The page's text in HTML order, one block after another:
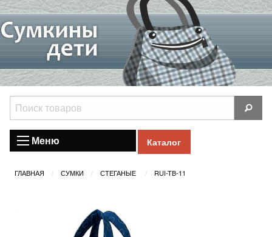
Меню Каталог
ГЛАВНАЯ СУМКИ СТЕГАНЫЕ RUI-TB-11